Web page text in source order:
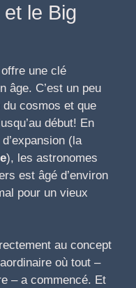
et le Big
offre une clé
âge. C’est un peu
cosmos et que
début! En
(la
), les astronomes
est âgé d’environ
pour un vieux
au concept
où tout –
– a commencé. Et